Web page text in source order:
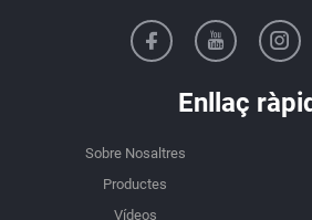
Enllaç ràpid
Sobre Nosaltres
Productes
Vídeos